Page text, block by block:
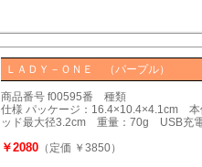
ＬＡＤＹ－ＯＮＥ （パープル）
商品番号 f00595番 種類
仕様 パッケージ：16.4×10.4×4.1cm
ッド最大径3.2cm 重量：70g USB充
￥2080 （定価 ￥3850）